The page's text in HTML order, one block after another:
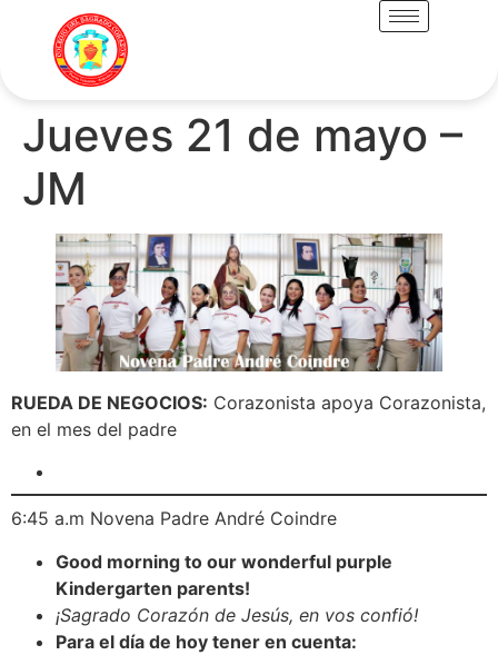
Jueves 21 de mayo –
JM
RUEDA DE NEGOCIOS: Corazonista apoya Corazonista,
en el mes del padre
6:45 a.m Novena Padre André Coindre
Good morning to our wonderful purple
Kindergarten parents!
¡Sagrado Corazón de Jesús, en vos confió!
Para el día de hoy tener en cuenta: